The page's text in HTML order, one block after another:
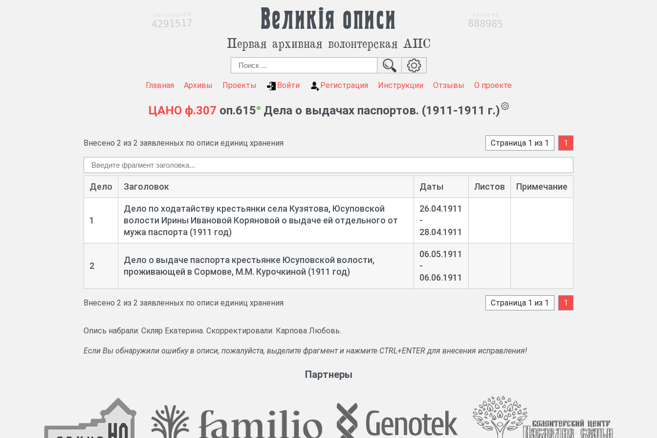
Великія описи
Первая архивная волонтерская АИС
Главная Архивы Проекты Войти Регистрация Инструкции Отзывы О проекте
ЦАНО ф.307 оп.615 Дела о выдачах паспортов. (1911-1911 г.)
Внесено 2 из 2 заявленных по описи единиц хранения Страница 1 из 1 1
Дело Заголовок Даты Листов Примечание
1
Дело по ходатайству крестьянки села Кузятова, Юсуповской
волости Ирины Ивановой Коряновой о выдаче ей отдельного от
мужа паспорта (1911 год)
26.04.1911
-
28.04.1911
2
Дело о выдаче паспорта крестьянке Юсуповской волости,
проживающей в Сормове, М.М. Курочкиной (1911 год)
06.05.1911
-
06.06.1911
Внесено 2 из 2 заявленных по описи единиц хранения Страница 1 из 1 1
Опись набрали: Скляр Екатерина. Скорректировали: Карпова Любовь.
Если Вы обнаружили ошибку в описи, пожалуйста, выделите фрагмент и нажмите CTRL+ENTER для внесения исправления!
Партнеры
4291517 888985